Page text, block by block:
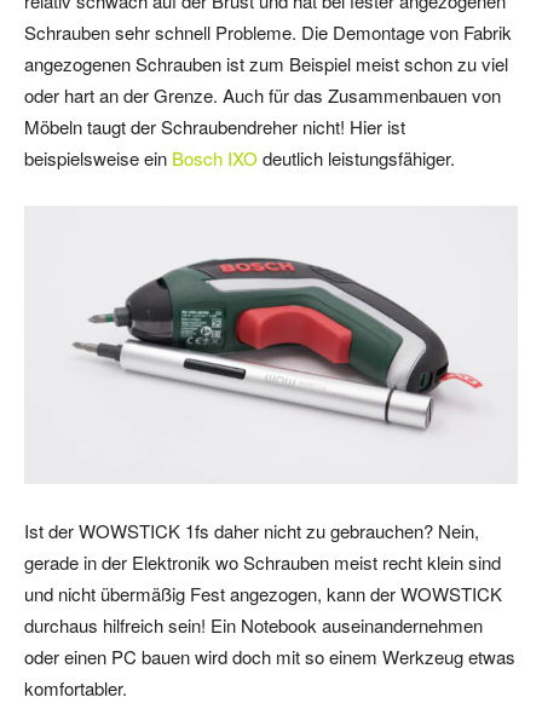
Schrauben sehr schnell Probleme. Die Demontage von Fabrik
angezogenen Schrauben ist zum Beispiel meist schon zu viel
oder hart an der Grenze. Auch für das Zusammenbauen von
Möbeln taugt der Schraubendreher nicht! Hier ist
beispielsweise ein Bosch IXO deutlich leistungsfähiger.
Ist der WOWSTICK 1fs daher nicht zu gebrauchen? Nein,
gerade in der Elektronik wo Schrauben meist recht klein sind
und nicht übermäßig Fest angezogen, kann der WOWSTICK
durchaus hilfreich sein! Ein Notebook auseinandernehmen
oder einen PC bauen wird doch mit so einem Werkzeug etwas
komfortabler.